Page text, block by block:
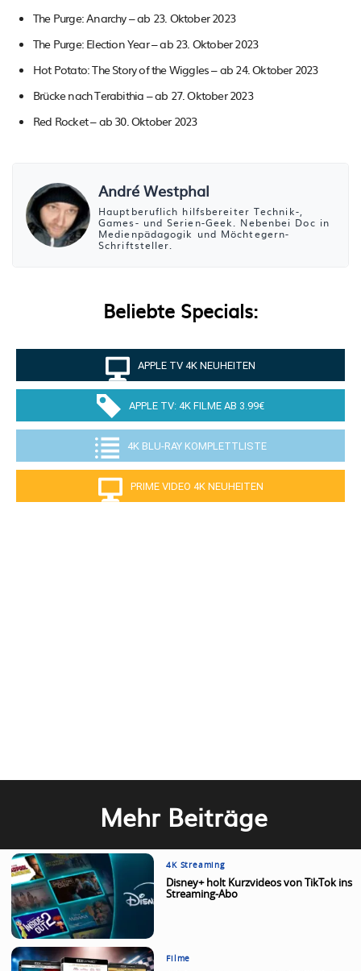
The Purge: Anarchy – ab 23. Oktober 2023
The Purge: Election Year – ab 23. Oktober 2023
Hot Potato: The Story of the Wiggles – ab 24. Oktober 2023
Brücke nach Terabithia – ab 27. Oktober 2023
Red Rocket – ab 30. Oktober 2023
André Westphal
Hauptberuflich hilfsbereiter Technik-,
Games- und Serien-Geek. Nebenbei Doc in
Medienpädagogik und Möchtegern-
Schriftsteller.
Beliebte Specials:
APPLE TV 4K NEUHEITEN
APPLE TV: 4K FILME AB 3.99€
4K BLU-RAY KOMPLETTLISTE
PRIME VIDEO 4K NEUHEITEN
Mehr Beiträge
4K Streaming
Disney+ holt Kurzvideos von TikTok ins
Streaming-Abo
Filme